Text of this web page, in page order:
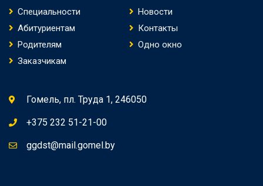
Специальности
Новости
Абитуриентам
Контакты
Родителям
Одно окно
Заказчикам
Гомель, пл. Труда 1, 246050
+375 232 51-21-00
ggdst@mail.gomel.by